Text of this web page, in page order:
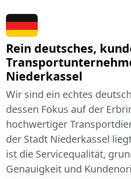
Rein deutsches,
Niederkassel
Wir sind ein echtes
dessen Fokus auf der
hochwertiger
der Stadt Niederkassel
ist die Servicequalität,
Genauigkeit und